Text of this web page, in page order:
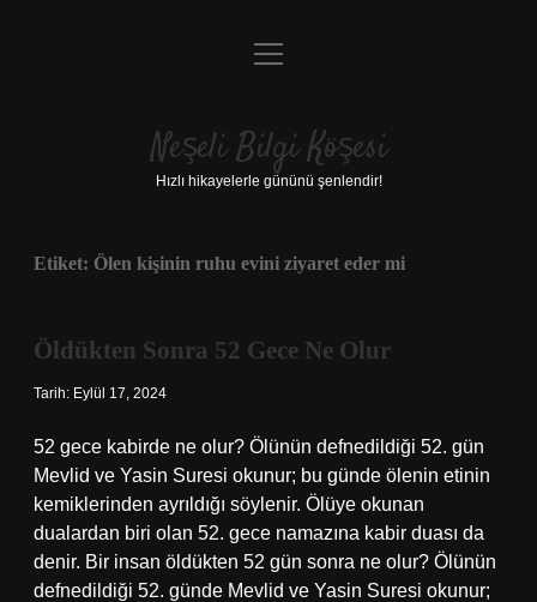
Anasayfa
Yasal Uyarı
menüyü
Neşeli Bilgi Köşesi
Hızlı hikayelerle gününü şenlendir!
Etiket: Ölen kişinin ruhu evini ziyaret eder mi
Öldükten Sonra 52 Gece Ne Olur
Tarih: Eylül 17, 2024
52 gece kabirde ne olur? Ölünün defnedildiği 52. gün
Mevlid ve Yasin Suresi okunur; bu günde ölenin etinin
kemiklerinden ayrıldığı söylenir. Ölüye okunan
dualardan biri olan 52. gece namazına kabir duası da
denir. Bir insan öldükten 52 gün sonra ne olur? Ölünün
defnedildiği 52. günde Mevlid ve Yasin Suresi okunur;